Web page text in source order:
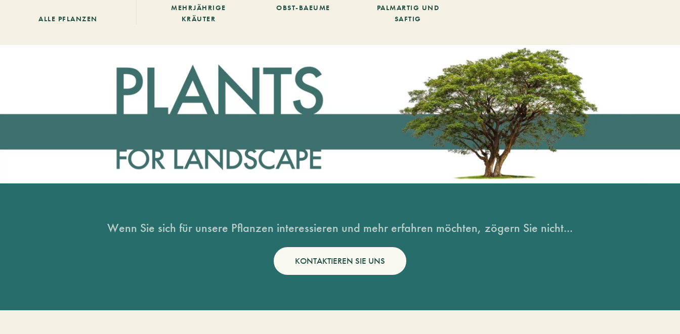
ALLE PFLANZEN
MEHRJÄHRIGE
KRÄUTER
OBST-BAEUME
PALMARTIG UND
SAFTIG
Wenn Sie sich für unsere Pflanzen interessieren und mehr erfahren möchten, zögern Sie nicht...
KONTAKTIEREN SIE UNS